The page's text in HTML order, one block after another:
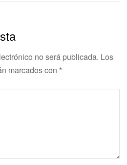
no será publicada. Los
marcados con *